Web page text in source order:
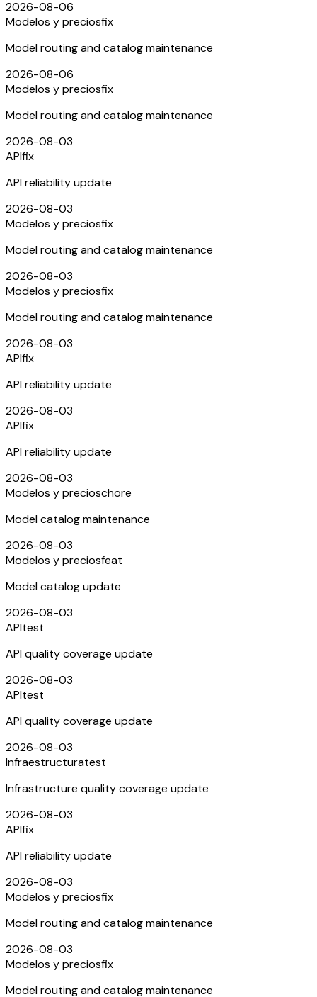
2026-08-06
Modelos y preciosfix
Model routing and catalog maintenance
2026-08-06
Modelos y preciosfix
Model routing and catalog maintenance
2026-08-03
APIfix
API reliability update
2026-08-03
Modelos y preciosfix
Model routing and catalog maintenance
2026-08-03
Modelos y preciosfix
Model routing and catalog maintenance
2026-08-03
APIfix
API reliability update
2026-08-03
APIfix
API reliability update
2026-08-03
Modelos y precioschore
Model catalog maintenance
2026-08-03
Modelos y preciosfeat
Model catalog update
2026-08-03
APItest
API quality coverage update
2026-08-03
APItest
API quality coverage update
2026-08-03
Infraestructuratest
Infrastructure quality coverage update
2026-08-03
APIfix
API reliability update
2026-08-03
Modelos y preciosfix
Model routing and catalog maintenance
2026-08-03
Modelos y preciosfix
Model routing and catalog maintenance